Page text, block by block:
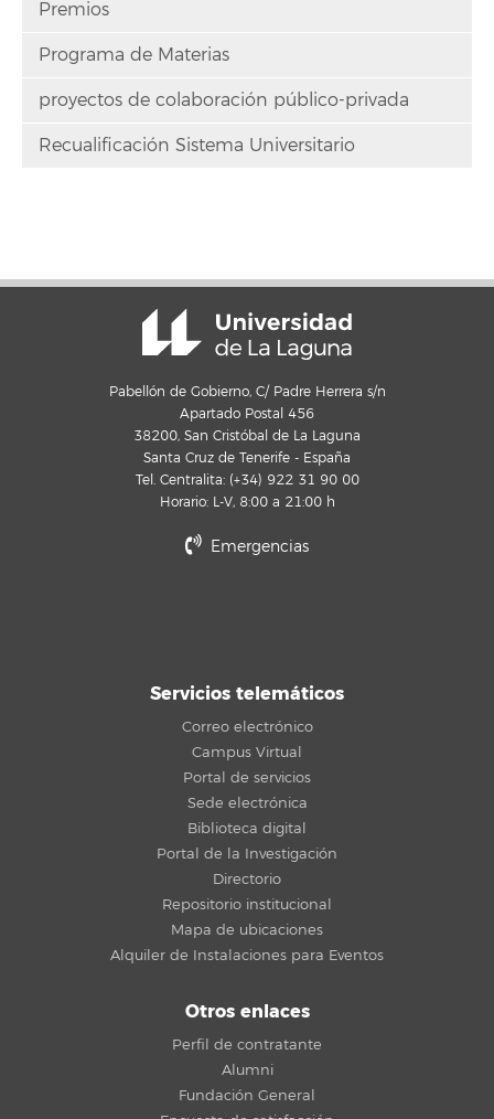
Premios
Programa de Materias
proyectos de colaboración público-privada
Recualificación Sistema Universitario
Pabellón de Gobierno, C/ Padre Herrera s/n
Apartado Postal 456
38200, San Cristóbal de La Laguna
Santa Cruz de Tenerife - España
Tel. Centralita: (+34) 922 31 90 00
Horario: L-V, 8:00 a 21:00 h
Emergencias
Servicios telemáticos
Correo electrónico
Campus Virtual
Portal de servicios
Sede electrónica
Biblioteca digital
Portal de la Investigación
Directorio
Repositorio institucional
Mapa de ubicaciones
Alquiler de Instalaciones para Eventos
Otros enlaces
Perfil de contratante
Alumni
Fundación General